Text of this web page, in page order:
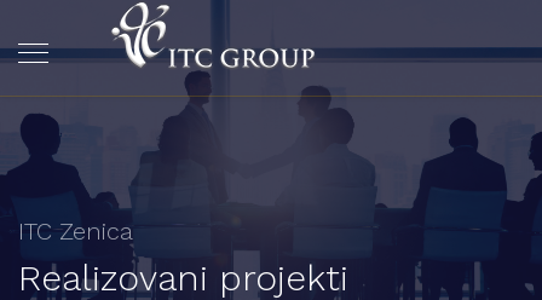
ITC Zenica
Realizovani projekti